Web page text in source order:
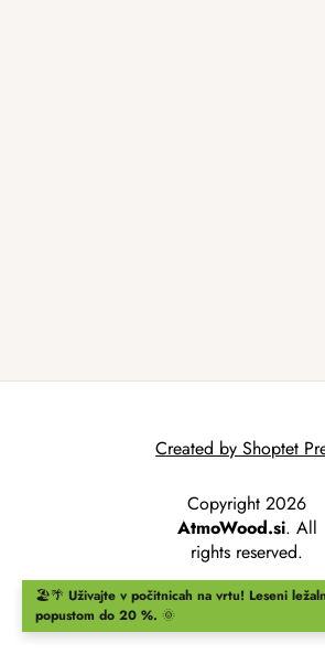
🏖️🌴 Uživajte v počitnicah na vrtu! Leseni
popustom do 20 %. 🌞
Created by Shoptet
Copyright 2026
AtmoWood.si. All
rights reserved.